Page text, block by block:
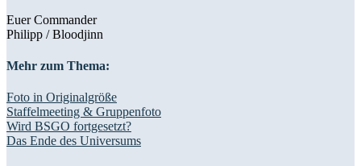
Euer Commander
Philipp / Bloodjinn
Mehr zum Thema:
Foto in Originalgröße
Staffelmeeting & Gruppenfoto
Wird BSGO fortgesetzt?
Das Ende des Universums